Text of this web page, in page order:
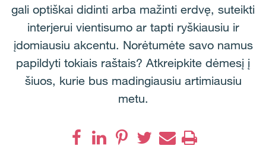
gali optiškai didinti arba mažinti erdvę, suteikti
interjerui vientisumo ar tapti ryškiausiu ir
įdomiausiu akcentu. Norėtumėte savo namus
papildyti tokiais raštais? Atkreipkite dėmesį į
šiuos, kurie bus madingiausiu artimiausiu
metu.